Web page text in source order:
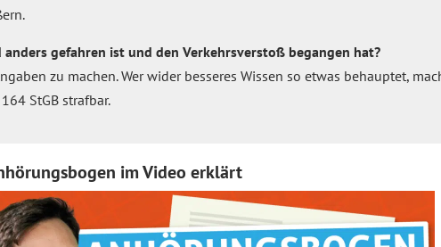
anders gefahren ist und den Verkehrsverstoß begangen hat?
zu machen. Wer wider besseres Wissen so etwas behauptet,
StGB strafbar.
im Video erklärt